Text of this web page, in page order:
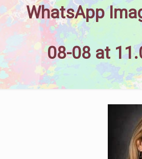
WhatsApp
08-08 at